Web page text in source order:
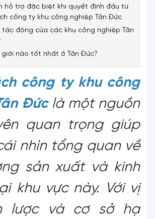
hỗ trợ đặc biệt khi quyết định đầu tư
công ty khu công nghiệp Tân Đức
tác động của các khu công nghiệp Tân
giới nào tốt nhất ở Tân Đức?
công ty khu công
Đứclà một nguồn
quan trọng giúp
nhìn tổng quan về
sản xuất và kinh
khu vực này. Với vị
lược và cơ sở hạ